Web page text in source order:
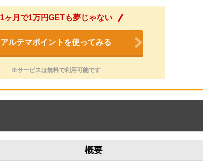
1ヶ月で1万円GETも夢じゃない
アルテマポイントを使ってみる
※サービスは無料で利用可能です
概要